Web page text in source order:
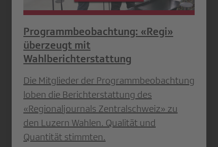
Programmbeobachtung: «Regi»
überzeugt mit
Wahlberichterstattung
Die Mitglieder der Programmbeobachtung
loben die Berichterstattung des
«Regionaljournals Zentralschweiz» zu
den Luzern Wahlen. Qualität und
Quantität stimmten.